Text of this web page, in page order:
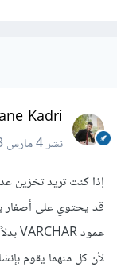
Kadri
نشر4 مارس 2023
إذا كنت تريد